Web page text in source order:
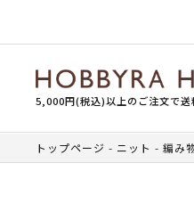
5,000円(税込)以上のご注文で送
トップページ ニット 編み